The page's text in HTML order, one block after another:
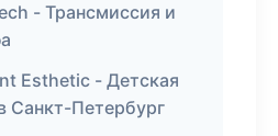
- Трансмиссия и
Esthetic - Детская
Санкт-Петербург